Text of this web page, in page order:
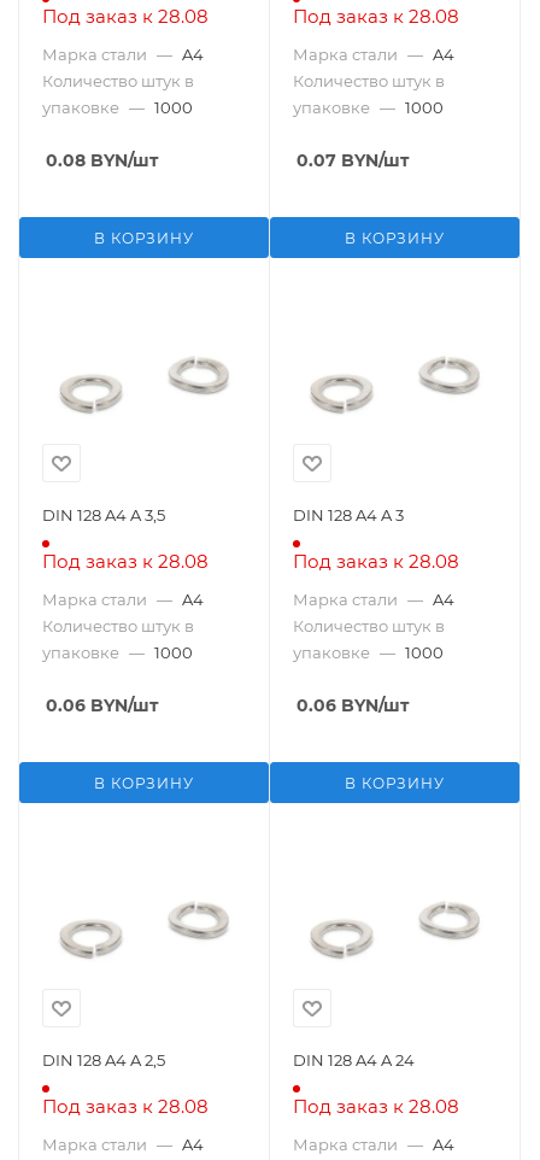
Под заказ к 28.08
Марка стали — A4
Количество штук в
упаковке — 1000
0.08 BYN/шт
В КОРЗИНУ
Под заказ к 28.08
Марка стали — A4
Количество штук в
упаковке — 1000
0.07 BYN/шт
В КОРЗИНУ
DIN 128 A4 A 3,5
Под заказ к 28.08
Марка стали — A4
Количество штук в
упаковке — 1000
0.06 BYN/шт
В КОРЗИНУ
DIN 128 A4 A 3
Под заказ к 28.08
Марка стали — A4
Количество штук в
упаковке — 1000
0.06 BYN/шт
В КОРЗИНУ
DIN 128 A4 A 2,5
Под заказ к 28.08
Марка стали — A4
DIN 128 A4 A 24
Под заказ к 28.08
Марка стали — A4